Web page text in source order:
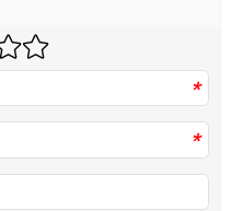
*
*